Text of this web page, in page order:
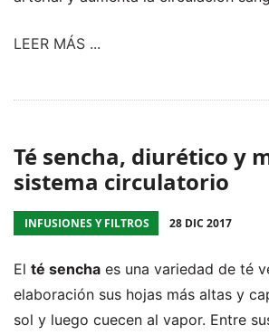
LEER MÁS ...
Té sencha, diurético y
sistema circulatorio
INFUSIONES Y FILTROS 28 DIC 2017
El té sencha es una variedad de té
elaboración sus hojas más altas y
sol y luego cuecen al vapor. Entre